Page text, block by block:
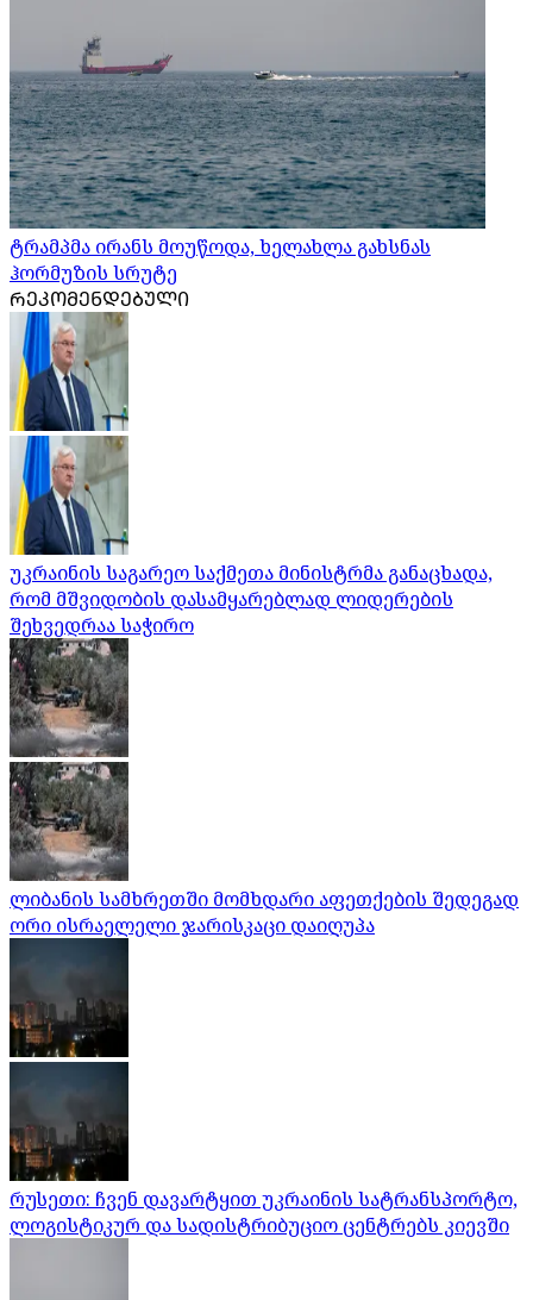
ტრამპმა ირანს მოუწოდა, ხელახლა გახსნას
ჰორმუზის სრუტე
ᲠᲔᲙᲝᲛᲔᲜᲓᲔᲑᲣᲚᲘ
უკრაინის საგარეო საქმეთა მინისტრმა განაცხადა,
რომ მშვიდობის დასამყარებლად ლიდერების
შეხვედრაა საჭირო
ლიბანის სამხრეთში მომხდარი აფეთქების შედეგად
ორი ისრაელელი ჯარისკაცი დაიღუპა
რუსეთი: ჩვენ დავარტყით უკრაინის სატრანსპორტო,
ლოგისტიკურ და სადისტრიბუციო ცენტრებს კიევში